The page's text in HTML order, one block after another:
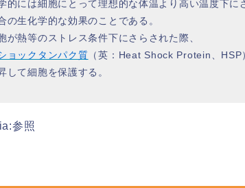
的には細胞にとって理想的な体温より高い温度下に
の生化学的な効果のことである。
が熱等のストレス条件下にさらされた際、
ョックタンパク質 （英：Heat Shock Protein、HSP
して細胞を保護する。
参照